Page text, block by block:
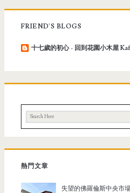
FRIEND'S BLOGS
十七歲的初心 - 回到花園小木屋
熱門文章
失望的佛羅倫斯中央市